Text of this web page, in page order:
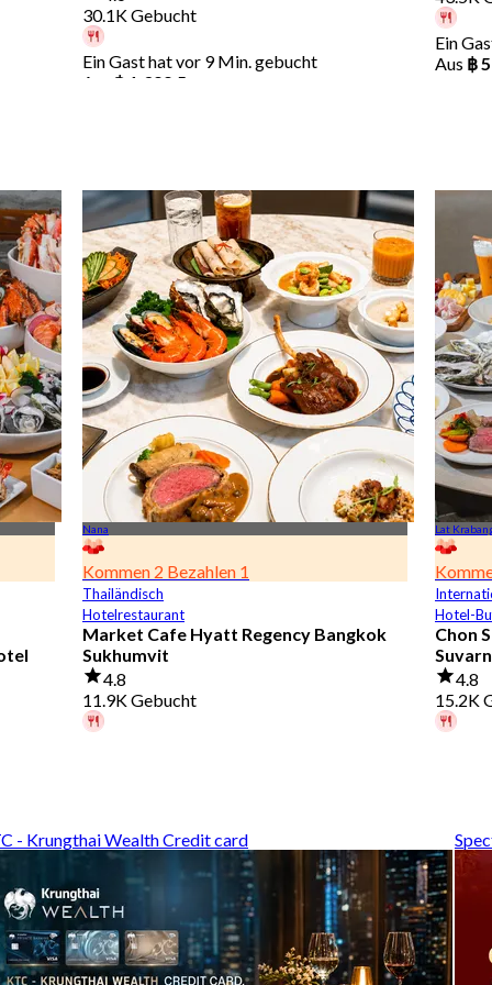
30.1K Gebucht
Ein Gast hat vor 9 Min. gebucht
Aus ฿ 1,399.5
Ein
Aus ฿
Nana
Kommen 2 Bezahlen 1
Thailändisch
Hotelrestaurant
Market Cafe Hyatt Regency Bangkok
Sukhumvit
4.8
11.9K Gebucht
Lat
Hotel-
Chon
4.8
15.2K
- Krungthai Wealth Credit card